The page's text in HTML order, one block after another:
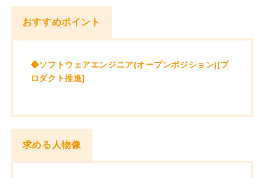
おすすめポイント
◆ソフトウェアエンジニア(オープンポジション)[プ
ロダクト推進]
求める人物像